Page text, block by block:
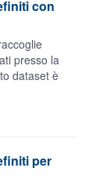
con
presso la
dataset è
per